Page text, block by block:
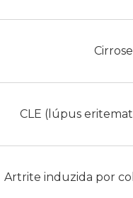
Cirrose
CLE (lúpus
Artrite induzida por